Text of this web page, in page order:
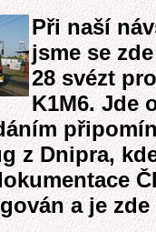
Při naší
jsme se
28 svézt
K1M6. Jde
z Dnipra,
a je